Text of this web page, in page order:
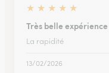
★ ★ ★ ★ ★
Très belle expérience
La rapidité
13/02/2026